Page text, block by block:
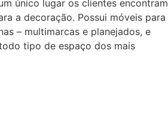
único lugar os clientes encontram
a decoração. Possui móveis para
– multimarcas e planejados, e
tipo de espaço dos mais